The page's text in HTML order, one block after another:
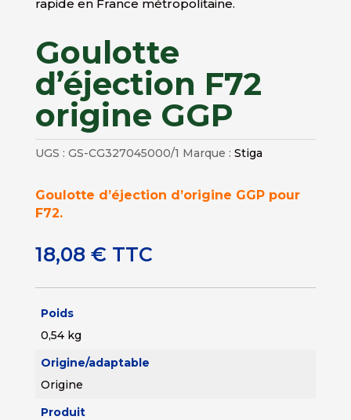
rapide en France métropolitaine.
Goulotte
d’éjection F72
origine GGP
UGS : GS-CG327045000/1 Marque : Stiga
Goulotte d’éjection d’origine GGP pour
F72.
18,08 € TTC
Poids
0,54 kg
Origine/adaptable
Origine
Produit